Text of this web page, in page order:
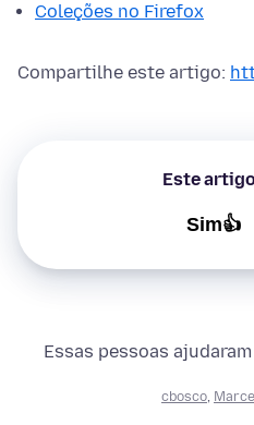
Coleções no Firefox
Compartilhe este artigo:
Este
Sim👍
Essas pessoas
cbosco,